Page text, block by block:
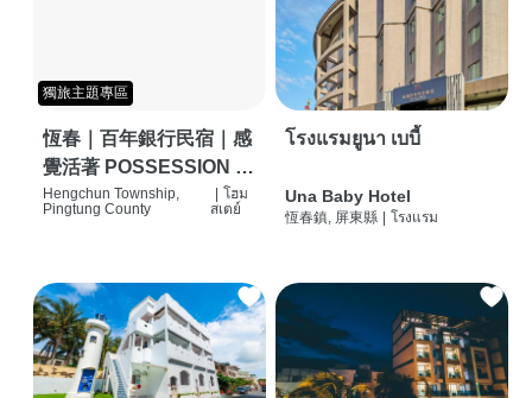
獨旅主題專區
恆春｜百年銀行民宿｜感
覺活著 POSSESSION |
背包客棧 | 恆春必住特色
Hengchun Township,
Pingtung County
โฮม
สเตย์
โรงแรมยูนา เบบี้
Una Baby Hotel
恆春鎮, 屏東縣 โรงแรม